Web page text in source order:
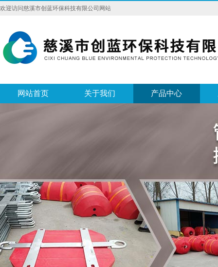
欢迎访问慈溪市创蓝环保科技有限公司网站
网站首页 关于我们 产品中心